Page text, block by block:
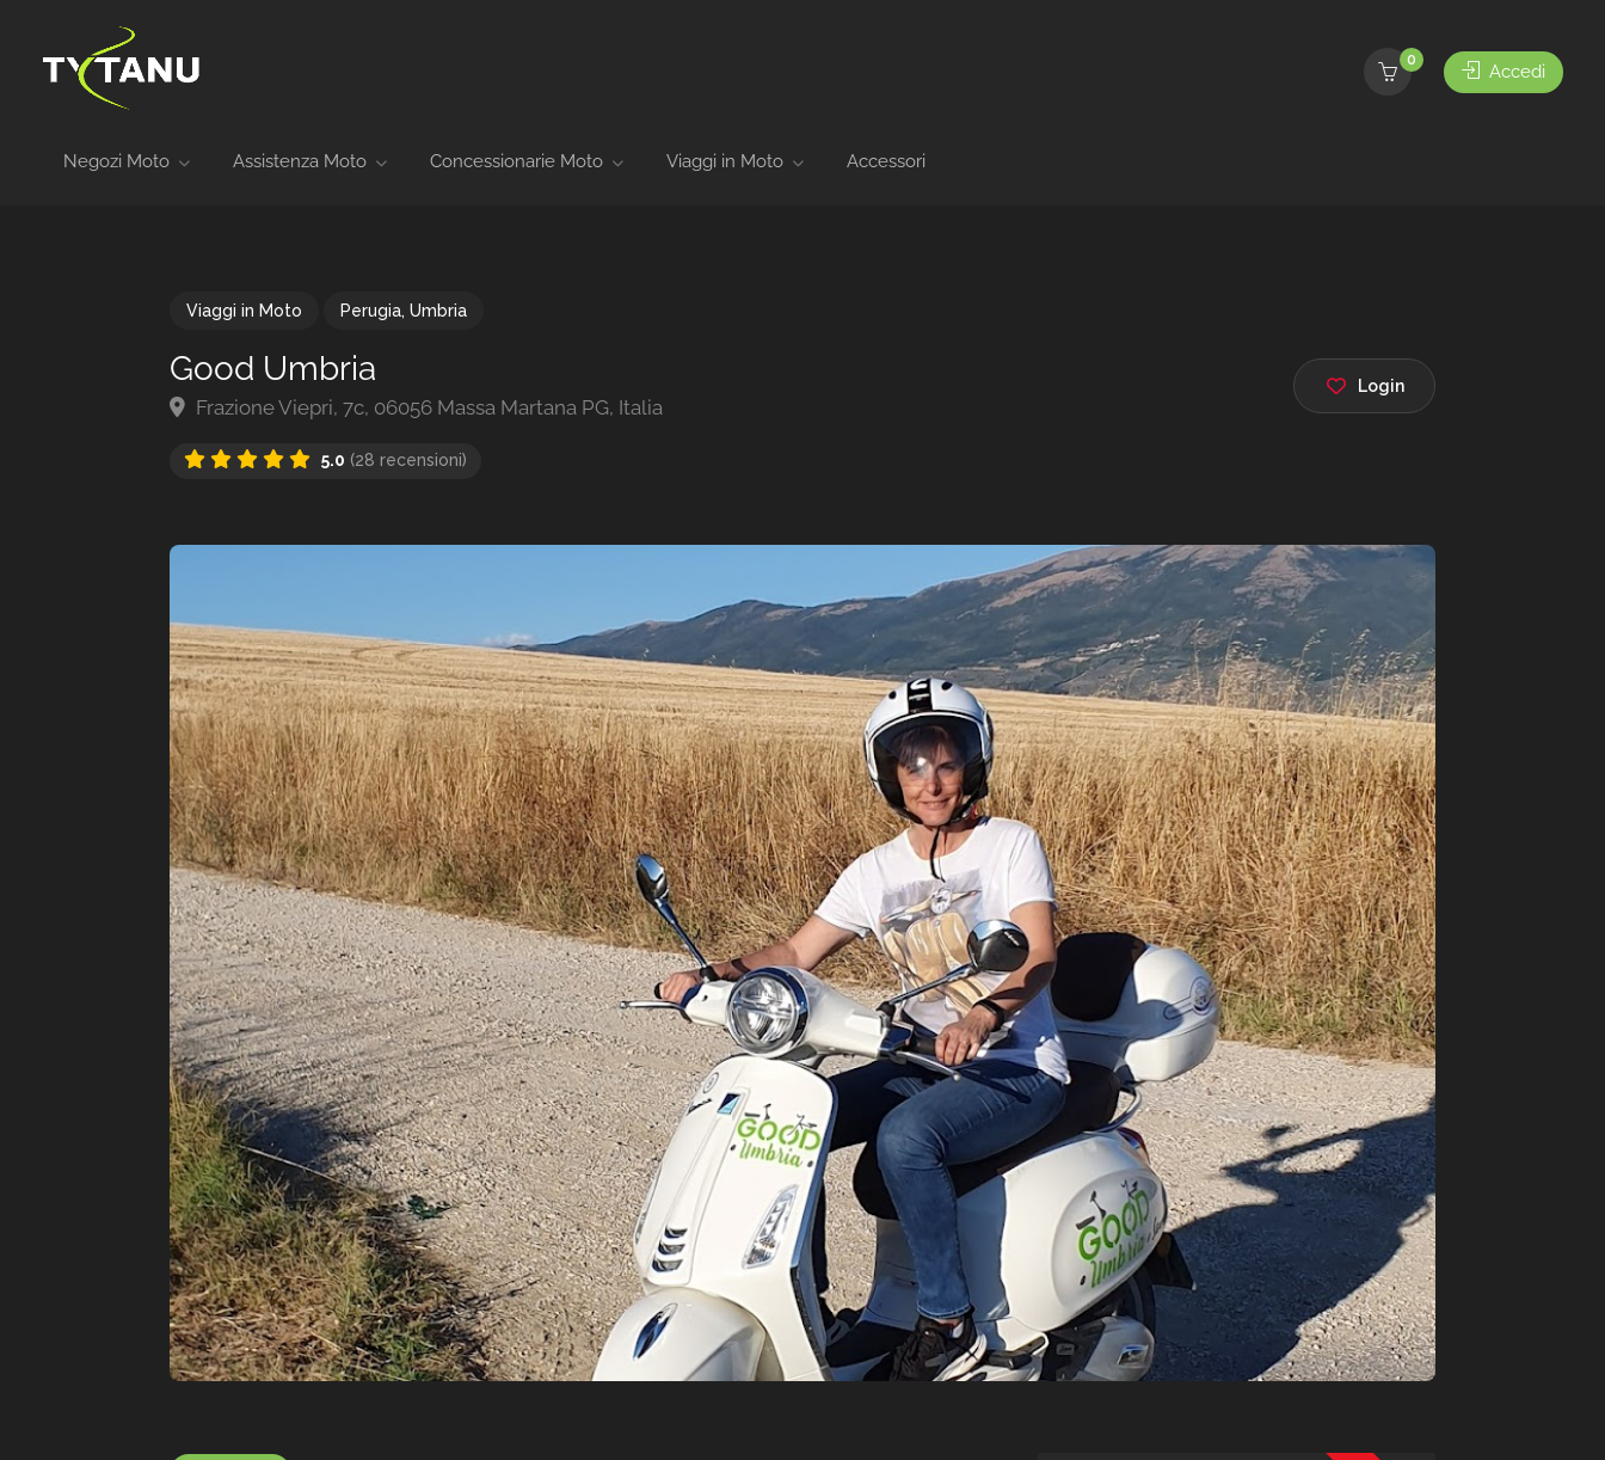
Negozi Moto Assistenza Moto Concessionarie Moto Viaggi in Moto Accessori
0
Accedi
Viaggi in Moto Perugia, Umbria
Good Umbria
Frazione Viepri, 7c, 06056 Massa Martana PG, Italia
5.0 (28 recensioni)
Login